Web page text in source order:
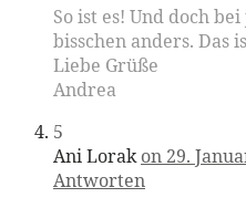
So ist es! Und doch
bisschen anders. Das
Liebe Grüße
Andrea
5
Ani Lorak on 29.
Antworten